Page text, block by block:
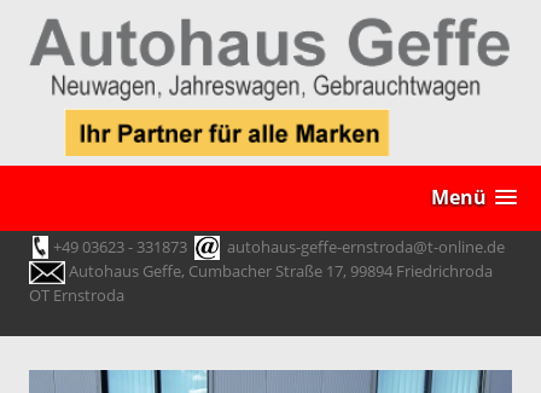
Menü
+49 03623 - 331873
autohaus-geffe-ernstroda@t-online.de
Autohaus Geffe, Cumbacher Straße 17, 99894 Friedrichroda
OT Ernstroda